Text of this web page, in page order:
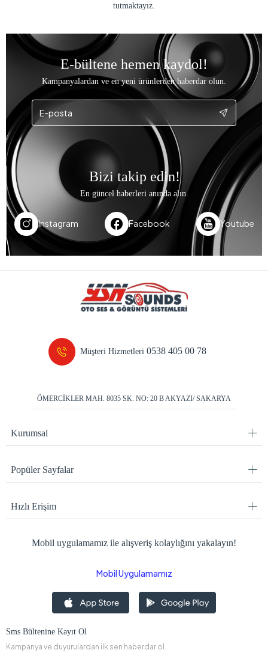
tutmaktayız.
E-bültene hemen kaydol!
Kampanyalardan ve en yeni ürünlerden haberdar olun.
Bizi takip edin!
En güncel haberleri anında alın.
Instagram Facebook Youtube
Müşteri Hizmetleri0538 405 00 78
ÖMERCİKLER MAH. 8035 SK. NO: 20 B AKYAZI/ SAKARYA
Kurumsal
Popüler Sayfalar
Hızlı Erişim
Mobil uygulamamız ile alışveriş kolaylığını yakalayın!
Mobil Uygulamamız
Sms Bültenine Kayıt Ol
Kampanya ve duyurulardan ilk sen haberdar ol.